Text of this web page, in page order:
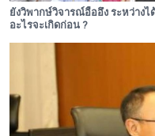
ยังวิพากษ์วิจารณ์อื้ออึง ระหว่าง
อะไรจะเกิดก่อน ?